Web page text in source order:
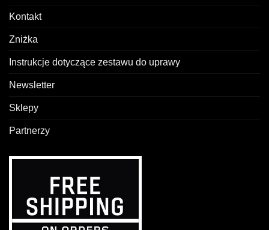
Kontakt
Zniżka
Instrukcje dotyczące zestawu do uprawy
Newsletter
Sklepy
Partnerzy